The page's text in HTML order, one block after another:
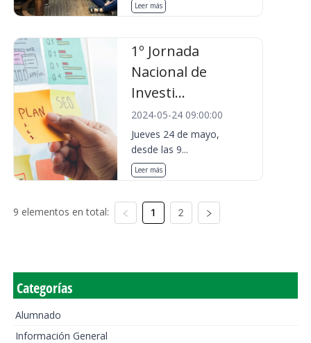
Leer más
1º Jornada
Nacional de
Investi...
2024-05-24 09:00:00
Jueves 24 de mayo,
desde las 9...
Leer más
9 elementos en total: 1 2
Categorías
Alumnado
Información General